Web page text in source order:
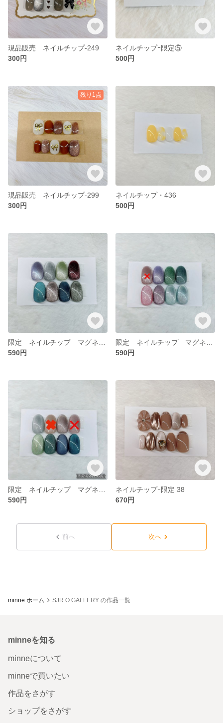
現品販売 ネイルチップ-249
300円
ネイルチップｰ限定⑤
500円
残り1点
現品販売 ネイルチップ-299
300円
ネイルチップ・436
500円
590円
590円
590円
ネイルチップｰ限定 38
670円
前へ 次へ
minne ホーム SJR.O GALLERY の作品一覧
minneを知る
minneについて
minneで買いたい
作品をさがす
ショップをさがす